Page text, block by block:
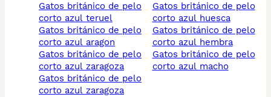
gatos británico de pelo
corto azul teruel
gatos británico de pelo
corto azul aragon
gatos británico de pelo
corto azul zaragoza
gatos británico de pelo
corto azul zaragoza
gatos británico de pelo
corto azul huesca
gatos británico de pelo
corto azul hembra
gatos británico de pelo
corto azul macho